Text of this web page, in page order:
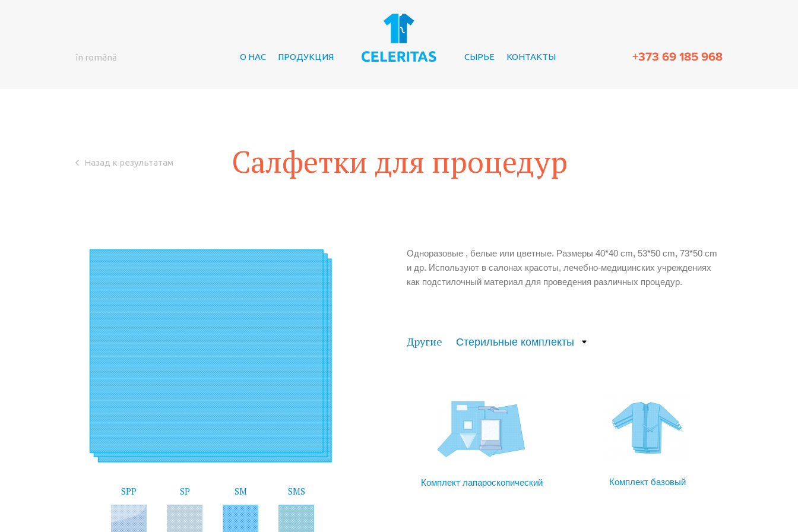
în română +373 69 185 968
О НАС ПРОДУКЦИЯ СЫРЬЕ КОНТАКТЫ
Назад к результатам Салфетки для процедур
SPP SP SM SMS
Одноразовые , белые или цветные. Размеры 40*40 cm, 53*50 cm, 73*50 cm
и др. Используют в салонах красоты, лечебно-медицинских учреждениях
как подстилочный материал для проведения различных процедур.
Другие
Комплект лапароскопический Комплект базовый